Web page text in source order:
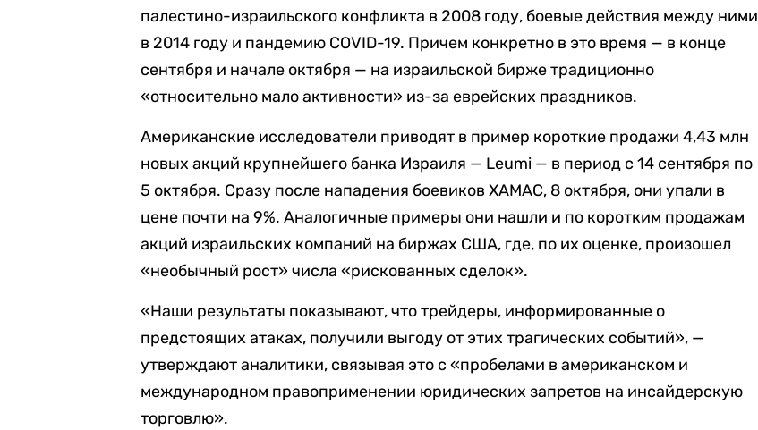
палестино-израильского конфликта в 2008 году, боевые действия между ними
в 2014 году и пандемию COVID-19. Причем конкретно в это время — в конце
сентября и начале октября — на израильской бирже традиционно
«относительно мало активности» из-за еврейских праздников.
Американские исследователи приводят в пример короткие продажи 4,43 млн
новых акций крупнейшего банка Израиля — Leumi — в период с 14 сентября по
5 октября. Сразу после нападения боевиков ХАМАС, 8 октября, они упали в
цене почти на 9%. Аналогичные примеры они нашли и по коротким продажам
акций израильских компаний на биржах США, где, по их оценке, произошел
«необычный рост» числа «рискованных сделок».
«Наши результаты показывают, что трейдеры, информированные о
предстоящих атаках, получили выгоду от этих трагических событий», —
утверждают аналитики, связывая это с «пробелами в американском и
международном правоприменении юридических запретов на инсайдерскую
торговлю».